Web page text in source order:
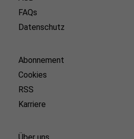
FAQs
Datenschutz
Abonnement
Cookies
RSS
Karriere